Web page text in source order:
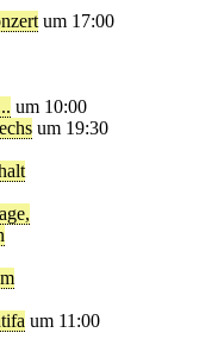
um 17:00
um 10:00
um 19:30
um 11:00